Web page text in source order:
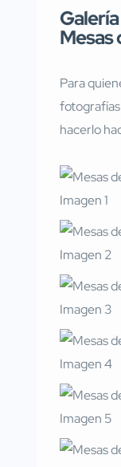
Mesas
Para
hacerlo